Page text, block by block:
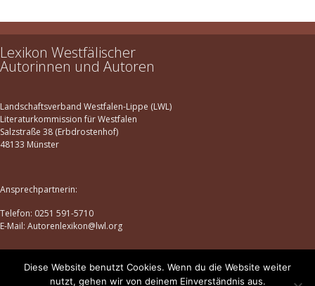
Lexikon Westfälischer
Autorinnen und Autoren
Landschaftsverband Westfalen-Lippe (LWL)
Literaturkommission für Westfalen
Salzstraße 38 (Erbdrostenhof)
48133 Münster
Ansprechpartnerin:
Telefon: 0251 591-5710
E-Mail: Autorenlexikon@lwl.org
Datenschutz |Impressum
Diese Website benutzt Cookies. Wenn du die Website weiter
nutzt, gehen wir von deinem Einverständnis aus.